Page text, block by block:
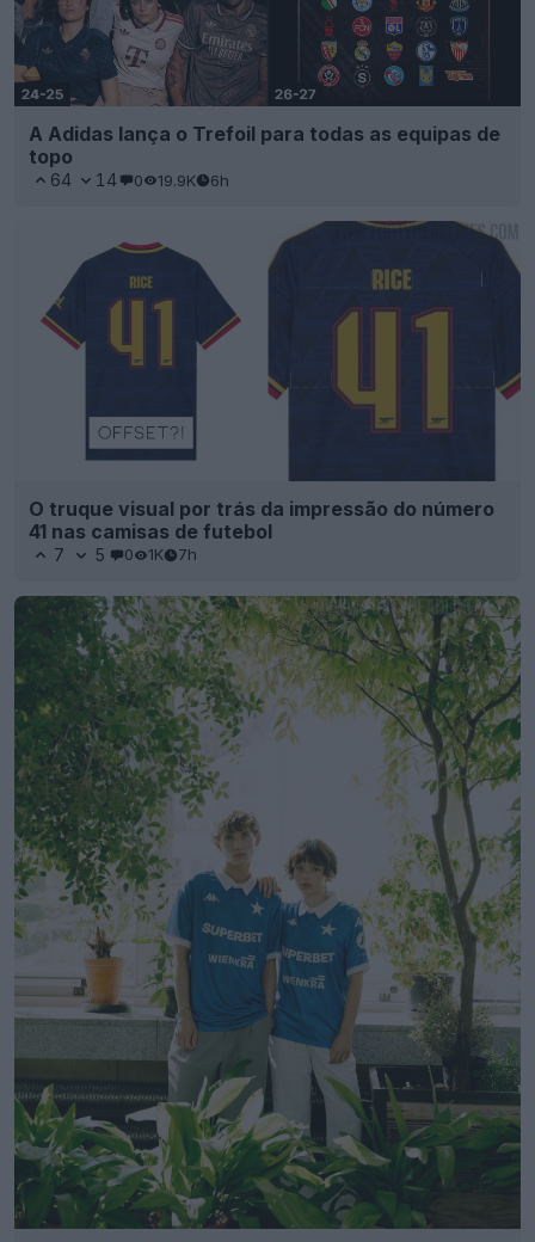
A Adidas lança o Trefoil para todas as equipas de
topo
64 14 0 19.9K 6h
O truque visual por trás da impressão do número
41 nas camisas de futebol
7 5 0 1K 7h